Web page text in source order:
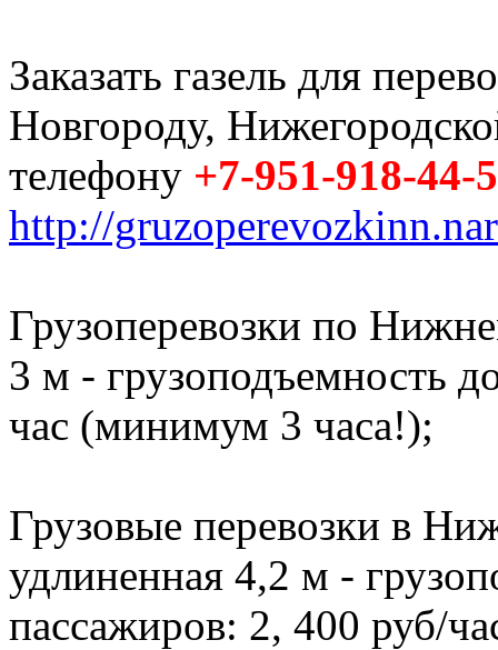
Заказать газель для
Новгороду,
телефону +7-951-918-44-
http://
Грузоперевозки по
3 м - грузоподъемность
час (минимум 3 часа!);
Грузовые перевозки в
удлиненная 4,2 м -
пассажиров: 2, 400 руб/